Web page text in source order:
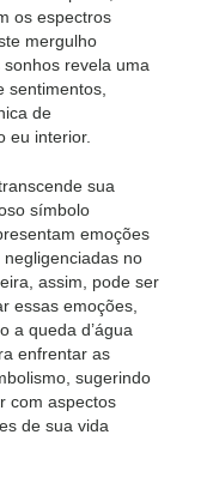
os espectros
mergulho
revela uma
sentimentos,
de
eu interior.
sua
símbolo
emoções
no
assim, pode ser
essas emoções,
a queda d’água
enfrentar as
sugerindo
com aspectos
de sua vida